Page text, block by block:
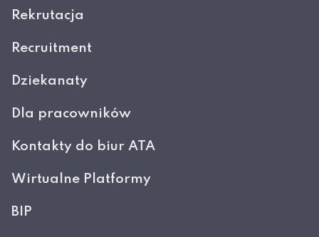
Rekrutacja
Recruitment
Dziekanaty
Dla pracowników
Kontakty do biur ATA
Wirtualne Platformy
BIP